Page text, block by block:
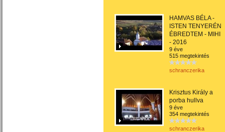
HAMVAS BÉLA -
ISTEN TENYERÉN
ÉBREDTEM - MIHI
- 2016
9 éve
515 megtekintés
schranczerika
Krisztus Király a
porba hullva
9 éve
354 megtekintés
schranczerika